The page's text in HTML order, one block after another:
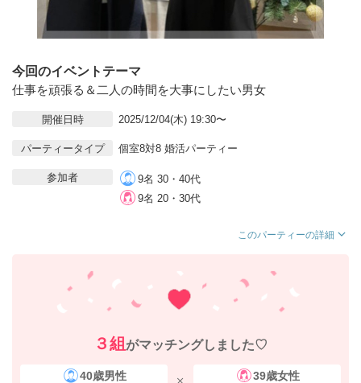
今回のイベントテーマ
仕事を頑張る＆二人の時間を大事にしたい男女
開催日時 2025/12/04(木) 19:30〜
パーティータイプ 個室8対8 婚活パーティー
参加者
9名 30・40代
9名 20・30代
このパーティーの詳細
３組 がマッチングしました♡
40歳男性 39歳女性